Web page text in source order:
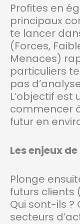
Profites en
principaux
te lancer
(Forces,
Menaces)
particuliers
pas
L’objectif
commencer
futur en
Les enjeux
Plonge
futurs clients
Qui sont-ils ?
secteurs